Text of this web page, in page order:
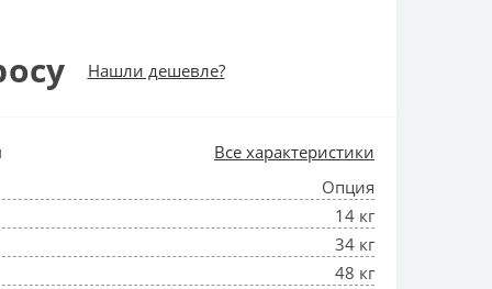
Нашли дешевле?
Все характеристики
Опция
14 кг
34 кг
48 кг